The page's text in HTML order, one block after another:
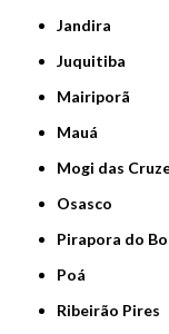
Jandira
Juquitiba
Mairiporã
Mauá
Mogi das
Osasco
Pirapora do
Poá
Ribeirão Pires